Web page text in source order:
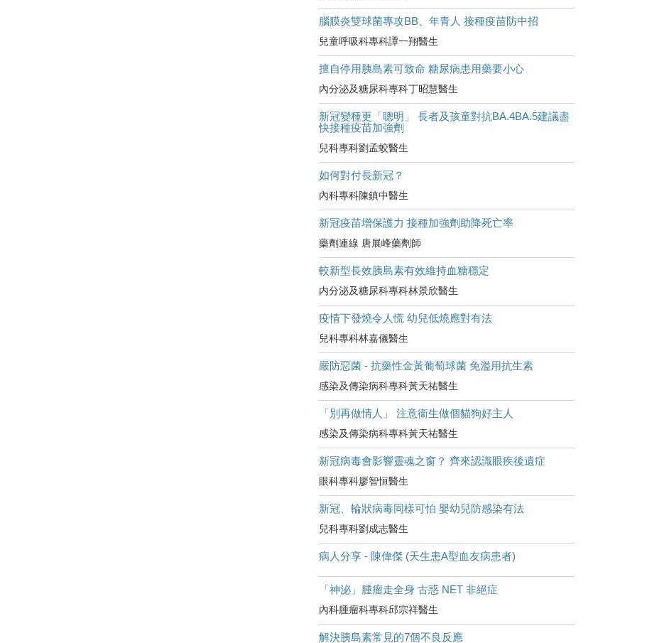
腦膜炎雙球菌專攻BB、年青人 接種疫苗防中招
兒童呼吸科專科譚一翔醫生
擅自停用胰島素可致命 糖尿病患用藥要小心
內分泌及糖尿科專科丁昭慧醫生
新冠變種更「聰明」 長者及孩童對抗BA.4BA.5建議盡
快接種疫苗加強劑
兒科專科劉孟蛟醫生
如何對付長新冠？
內科專科陳鎮中醫生
新冠疫苗增保護力 接種加強劑助降死亡率
藥劑連線 唐展峰藥劑師
較新型長效胰島素有效維持血糖穩定
内分泌及糖尿科專科林景欣醫生
疫情下發燒令人慌 幼兒低燒應對有法
兒科專科林嘉儀醫生
嚴防惡菌 - 抗藥性金黃葡萄球菌 免濫用抗生素
感染及傳染病科專科黃天祐醫生
「別再做情人」 注意衞生做個貓狗好主人
感染及傳染病科專科黃天祐醫生
新冠病毒會影響靈魂之窗？ 齊來認識眼疾後遺症
眼科專科廖智恒醫生
新冠、輪狀病毒同樣可怕 嬰幼兒防感染有法
兒科專科劉成志醫生
病人分享 - 陳偉傑 (天生患A型血友病患者)
「神泌」腫瘤走全身 古惑 NET 非絕症
內科腫瘤科專科邱宗祥醫生
解決胰島素常見的7個不良反應